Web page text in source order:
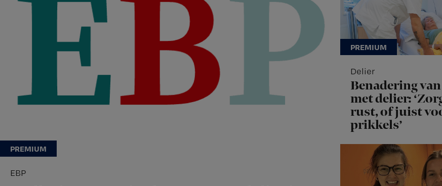
EBP
Delier
Benadering
met delier:
rust, of juist
prikkels’